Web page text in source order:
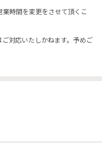
時間を変更をさせて頂くこ
対応いたしかねます。予めご